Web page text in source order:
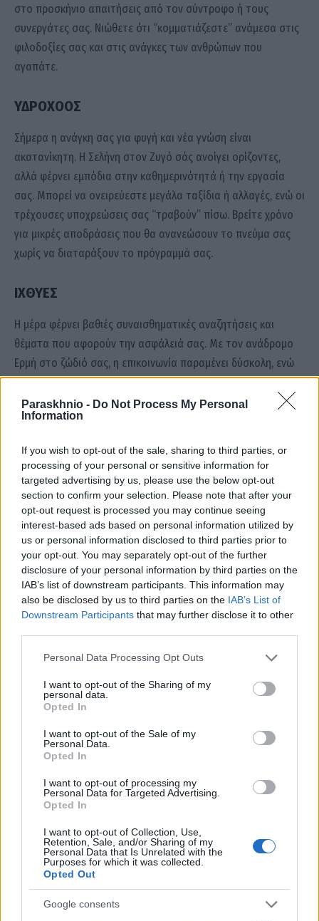
Paraskhnio - Do Not Process My Personal
Information
If you wish to opt-out of the sale, sharing to third parties, or
processing of your personal or sensitive information for
targeted advertising by us, please use the below opt-out
section to confirm your selection. Please note that after your
opt-out request is processed you may continue seeing
interest-based ads based on personal information utilized by
us or personal information disclosed to third parties prior to
your opt-out. You may separately opt-out of the further
disclosure of your personal information by third parties on the
IAB’s list of downstream participants. This information may
also be disclosed by us to third parties on the IAB’s List of
Downstream Participants that may further disclose it to other
Please note that this website/app uses one or more Google
not limited to your visit or usage behaviour. You may click to
grant or deny consent to Google and its third-party tags to
use your data for below specified purposes in below Google
consent section.
Personal Data Processing Opt Outs
I want to opt-out of the Sharing of my
personal data.
Opted In
I want to opt-out of the Sale of my
Personal Data.
Opted In
I want to opt-out of processing my
Personal Data for Targeted Advertising.
Opted In
I want to opt-out of Collection, Use,
Retention, Sale, and/or Sharing of my
Personal Data that Is Unrelated with the
Purposes for which it was collected.
Opted Out
Google consents
στο προσκήνιο απαιτήσεις από τον σύντροφο ή τους
συνεργάτες σας. Νιώθετε ότι “κομματιάζεστε” ανάμεσα στις
φιλοδοξίες σας και στις ανάγκες των ανθρώπων που
αγαπάτε.
ΥΔΡΟΧΟΟΣ
Σήμερα η ανάγκη σας για φυγή και νέα γνώση είναι
ακατανίκητη. Η Σελήνη στον Ζυγό σάς ανοίγει ορίζοντες,
αλλά φέρνει εμπόδια στην καθημερινότητά ή την εργασία
σας. Μπορεί να ονειρεύεστε μεγάλα ταξίδια ή αλλαγές, ενώ οι
τρέχουσες υποχρεώσεις σας “τραβούν” πίσω. Βρείτε χρόνο
για μικρές αποδράσεις που θα ανανεώσουν το πνεύμα σας
χωρίς να διαταράξουν το πρόγραμμά σας.
ΙΧΘΥΕΣ
Η μέρα φέρνει βαθιές συναισθηματικές αναζητήσεις και
θέματα που αφορούν την ασφάλειά σας. Με τον ανάδρομο
Ερμή στο ζώδιό σας, η επικοινωνία παραμένει δύσκολη, ενώ
θα πρέπει να δώσετε προσοχή, ώστε να μην παρεξηγήσετε
τις προθέσεις των άλλων. Μείνετε πιστοί στις αξίες σας και
μην παρασύρεστε από πρόσκαιρους ενθουσιασμούς.
Αλεξάνδρα Καρτά αστρολογικές προβλέψεις Ζώδια
FacebookTwitter Pinterest LinkedInTumblr Email
ΠΡΟΗΓΟΎΜΕΝΟ ΆΡΘΡΟ
Έρχεται νέο κύμα κακοκαιρίας
– Πού και πότε θα «χτυπήσει»
ΕΠΌΜΕΝΟ ΆΡΘΡΟ
Καιρός 5/3: Νεφώσεις, τοπικές
βροχές και καταιγίδες σήμερα
ddarda
ΣΧΕΤΙΚΑΑΡΘΡΑ